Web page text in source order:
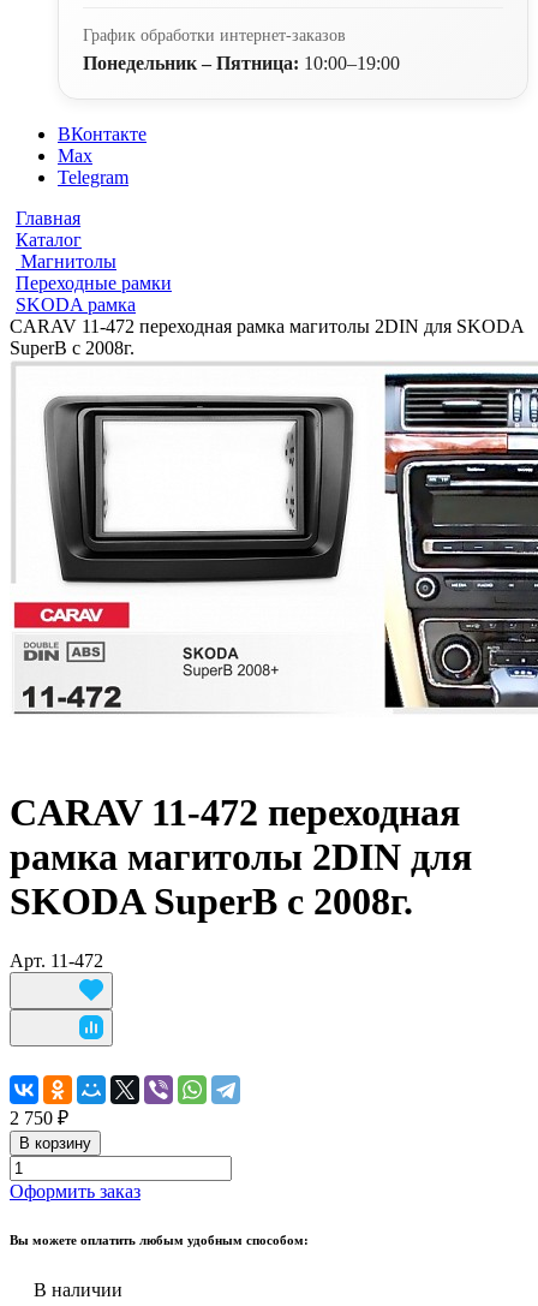
График обработки интернет-заказов
Понедельник – Пятница: 10:00–19:00
ВКонтакте
Max
Telegram
Главная
Каталог
Магнитолы
Переходные рамки
SKODA рамка
CARAV 11-472 переходная рамка магитолы 2DIN для SKODA
SuperB с 2008г.
CARAV 11-472 переходная
рамка магитолы 2DIN для
SKODA SuperB с 2008г.
Арт. 11-472
2 750 ₽
В корзину
Оформить заказ
Вы можете оплатить любым удобным способом:
В наличии